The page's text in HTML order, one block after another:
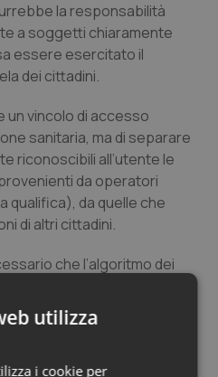
la responsabilità
a soggetti chiaramente
essere esercitato il
dei cittadini.
un vincolo di accesso
sanitaria, ma di separare
riconoscibili all’utente le
da operatori
qualifica), da quelle che
di altri cittadini.
che l’algoritmo dei
fosse veicolato da avatar
dagli algoritmi – detto
rimosso immediatamente
utilizza
i cookie per